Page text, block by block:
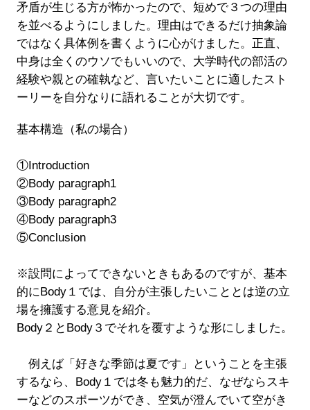
矛盾が生じる方が怖かったので、短めで３つの理由
を並べるようにしました。理由はできるだけ抽象論
ではなく具体例を書くように心がけました。正直、
中身は全くのウソでもいいので、大学時代の部活の
経験や親との確執など、言いたいことに適したスト
ーリーを自分なりに語れることが大切です。
基本構造（私の場合）
①Introduction
②Body paragraph1
③Body paragraph2
④Body paragraph3
⑤Conclusion
※設問によってできないときもあるのですが、基本
的にBody１では、自分が主張したいこととは逆の立
場を擁護する意見を紹介。
Body２とBody３でそれを覆すような形にしました。
例えば「好きな季節は夏です」ということを主張
するなら、Body１では冬も魅力的だ、なぜならスキ
ーなどのスポーツができ、空気が澄んでいて空がき